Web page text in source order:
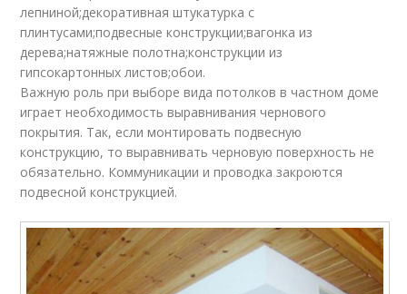
лепниной;декоративная штукатурка с
плинтусами;подвесные конструкции;вагонка из
дерева;натяжные полотна;конструкции из
гипсокартонных листов;обои.
Важную роль при выборе вида потолков в частном доме
играет необходимость выравнивания чернового
покрытия. Так, если монтировать подвесную
конструкцию, то выравнивать черновую поверхность не
обязательно. Коммуникации и проводка закроются
подвесной конструкцией.